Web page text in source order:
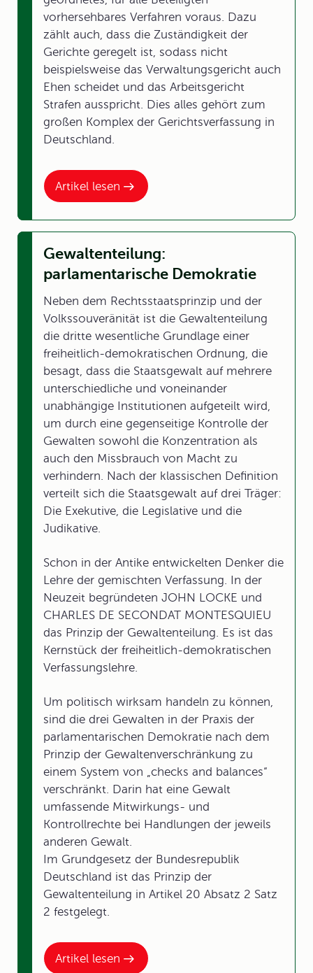
Artikel lesen
vorhersehbares Verfahren voraus. Dazu
zählt auch, dass die Zuständigkeit der
Gerichte geregelt ist, sodass nicht
beispielsweise das Verwaltungsgericht auch
Ehen scheidet und das Arbeitsgericht
Strafen ausspricht. Dies alles gehört zum
großen Komplex der Gerichtsverfassung in
Deutschland.
Artikel lesen
Gewaltenteilung:
parlamentarische Demokratie
Neben dem Rechtsstaatsprinzip und der
Volkssouveränität ist die Gewaltenteilung
die dritte wesentliche Grundlage einer
freiheitlich-demokratischen Ordnung, die
besagt, dass die Staatsgewalt auf mehrere
unterschiedliche und voneinander
unabhängige Institutionen aufgeteilt wird,
um durch eine gegenseitige Kontrolle der
Gewalten sowohl die Konzentration als
auch den Missbrauch von Macht zu
verhindern. Nach der klassischen Definition
verteilt sich die Staatsgewalt auf drei Träger:
Die Exekutive, die Legislative und die
Judikative.
Schon in der Antike entwickelten Denker die
Lehre der gemischten Verfassung. In der
Neuzeit begründeten JOHN LOCKE und
CHARLES DE SECONDAT MONTESQUIEU
das Prinzip der Gewaltenteilung. Es ist das
Kernstück der freiheitlich-demokratischen
Verfassungslehre.
Um politisch wirksam handeln zu können,
sind die drei Gewalten in der Praxis der
parlamentarischen Demokratie nach dem
Prinzip der Gewaltenverschränkung zu
einem System von „checks and balances“
verschränkt. Darin hat eine Gewalt
umfassende Mitwirkungs- und
Kontrollrechte bei Handlungen der jeweils
anderen Gewalt.
Im Grundgesetz der Bundesrepublik
Deutschland ist das Prinzip der
Gewaltenteilung in Artikel 20 Absatz 2 Satz
2 festgelegt.